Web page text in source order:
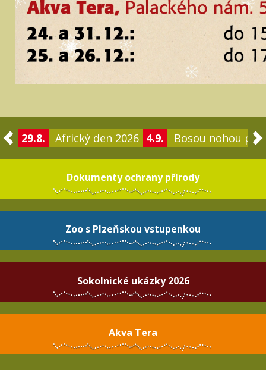
29.8. Africký den 2026 4.9. Bosou nohou po
Dokumenty ochrany přírody
Zoo s Plzeňskou vstupenkou
Sokolnické ukázky 2026
Akva Tera